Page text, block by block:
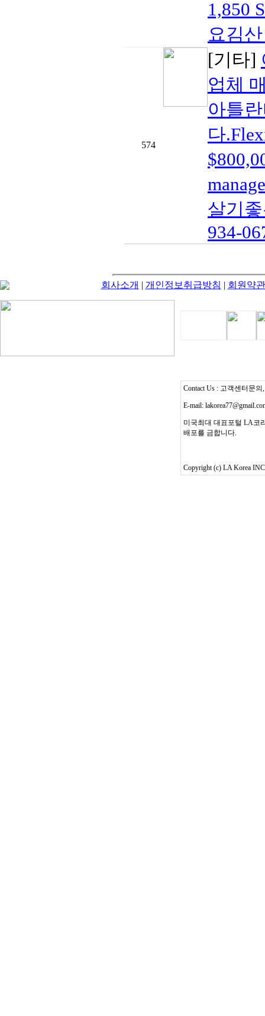
1,850
요김
574
[기타]
업체
아틀
다
살기
934-
회사소개 | 개인정보취급방침 | 회원약관
Contact Us : 고객센터문의
E-mail:
미국최대 대표포털 LA코
배포를 금합니다.
Copyright (c) LA Korea